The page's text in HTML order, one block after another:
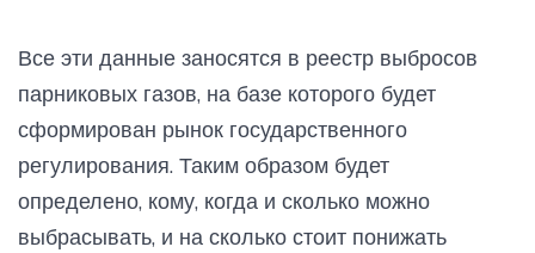
Все эти данные заносятся в реестр выбросов
парниковых газов, на базе которого будет
сформирован рынок государственного
регулирования. Таким образом будет
определено, кому, когда и сколько можно
выбрасывать, и на сколько стоит понижать